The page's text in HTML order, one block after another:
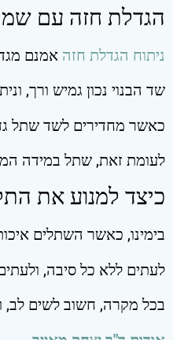
הגדלת חזה עם
ניתוח הגדלת חזה אמנם
שד הבנוי נכון גמיש ורך,
כאשר מחדירים לשד שתל
לעומת זאת, שתל במידה
כיצד למנוע את
בימינו, כאשר השתלים
לעתים ללא כל סיבה,
בכל מקרה, חשוב לשים